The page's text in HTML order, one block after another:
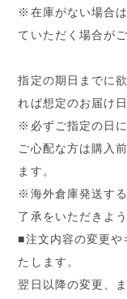
※在庫がない場合
ていただく場合が
指定の期日までに
れば想定のお届け
※必ずご指定の日
ご心配な方は購入
ます。
※海外倉庫発送す
了承をいただきよ
■注文内容の変更
たします。
翌日以降の変更、